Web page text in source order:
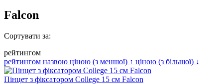
Falcon
Сортувати за:
рейтингом
рейтингом назвою ціною (з меншої) ↑ ціною (з більшої) ↓
Пінцет з фіксатором College 15 см Falcon